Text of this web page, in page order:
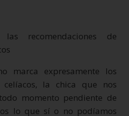
recomendaciones de
marca expresamente los
la chica que nos
momento pendiente de
lo que sí o no podíamos